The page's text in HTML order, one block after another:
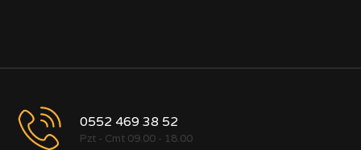
0552 469 38 52
Pzt - Cmt 09.00 - 18.00